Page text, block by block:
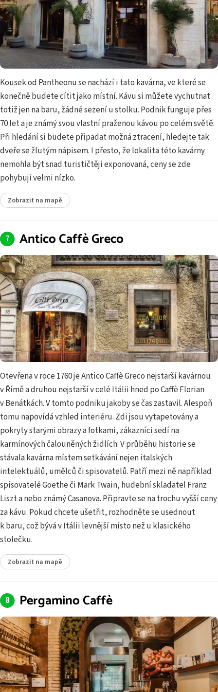
Kousek od Pantheonu se nachází i tato kavárna, ve které se
konečně budete cítit jako místní. Kávu si můžete vychutnat
totiž jen na baru, žádné sezení u stolku. Podnik funguje přes
70 let a je známý svou vlastní praženou kávou po celém světě.
Při hledání si budete připadat možná ztracení, hledejte tak
dveře se žlutým nápisem. I přesto, že lokalita této kavárny
nemohla být snad turističtěji exponovaná, ceny se zde
pohybují velmi nízko.
Zobrazit na mapě
Antico Caffè Greco
Otevřena v roce 1760 je Antico Caffè Greco nejstarší kavárnou
v Římě a druhou nejstarší v celé Itálii hned po Caffè Florian
v Benátkách. V tomto podniku jakoby se čas zastavil. Alespoň
tomu napovídá vzhled interiéru. Zdi jsou vytapetovány a
pokryty starými obrazy a fotkami, zákazníci sedí na
karmínových čalouněných židlích. V průběhu historie se
stávala kavárna místem setkávání nejen italských
intelektuálů, umělců či spisovatelů. Patří mezi ně například
spisovatelé Goethe či Mark Twain, hudební skladatel Franz
Liszt a nebo známý Casanova. Připravte se na trochu vyšší ceny
za kávu. Pokud chcete ušetřit, rozhodněte se usednout
k baru, což bývá v Itálii levnější místo než u klasického
stolečku.
Zobrazit na mapě
Pergamino Caffè